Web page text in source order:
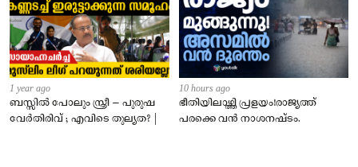
1 year ago
ബസ്സിൽ പോലും സ്ത്രീ – പുരുഷ
വേർതിരിവ് ; എവിടെ തുല്യത? |
10 hours ago
ഭീതിയിലാഴ്ത്തി പ്രളയം!രാജ്യത്ത്
പരക്കെ വൻ നാശനഷ്ടം.